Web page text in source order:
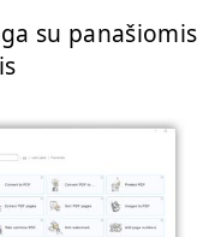
su panašiomis